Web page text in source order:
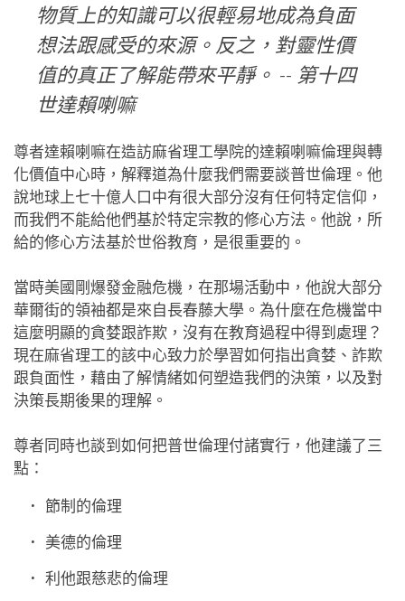
物質上的知識可以很輕易地成為負面
想法跟感受的來源。反之，對靈性價
值的真正了解能帶來平靜。 -- 第十四
世達賴喇嘛
尊者達賴喇嘛在造訪麻省理工學院的達賴喇嘛倫理與轉
化價值中心時，解釋道為什麼我們需要談普世倫理。他
說地球上七十億人口中有很大部分沒有任何特定信仰，
而我們不能給他們基於特定宗教的修心方法。他說，所
給的修心方法基於世俗教育，是很重要的。
當時美國剛爆發金融危機，在那場活動中，他說大部分
華爾街的領袖都是來自長春藤大學。為什麼在危機當中
這麼明顯的貪婪跟詐欺，沒有在教育過程中得到處理？
現在麻省理工的該中心致力於學習如何指出貪婪、詐欺
跟負面性，藉由了解情緒如何塑造我們的決策，以及對
決策長期後果的理解。
尊者同時也談到如何把普世倫理付諸實行，他建議了三
點：
節制的倫理
美德的倫理
利他跟慈悲的倫理